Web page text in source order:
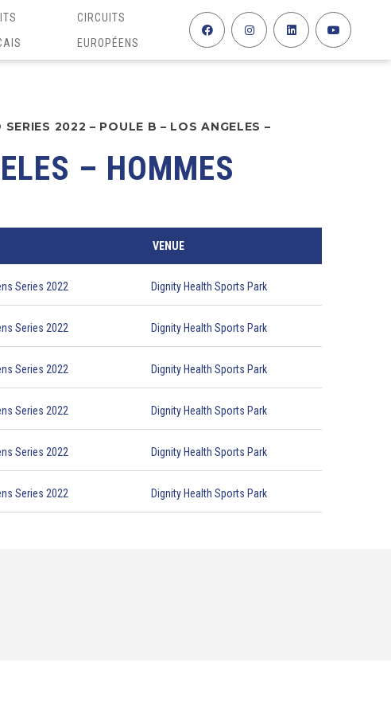
CIRCUITS
EUROPÉENS
SERIES 2022 – POULE B – LOS ANGELES –
– HOMMES
VENUE
Series 2022 Dignity Health Sports Park
Series 2022 Dignity Health Sports Park
Series 2022 Dignity Health Sports Park
Series 2022 Dignity Health Sports Park
Series 2022 Dignity Health Sports Park
Series 2022 Dignity Health Sports Park